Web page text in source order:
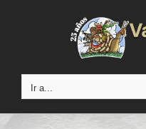
Ir a...